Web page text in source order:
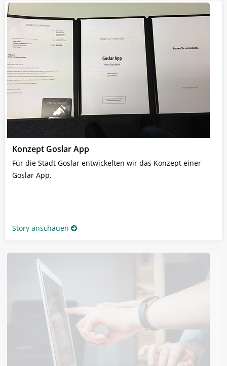
Konzept Goslar App
Für die Stadt Goslar entwickelten wir das Konzept einer
Goslar App.
Story anschauen